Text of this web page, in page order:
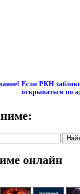
Если РКН
открываться по
онлайн